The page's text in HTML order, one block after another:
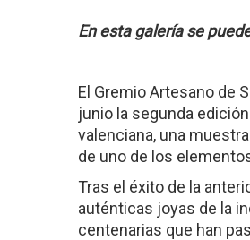
En esta galería se
El Gremio Artesano de
junio la segunda
valenciana, una
de uno de los
Tras el éxito de la
auténticas joyas de la
centenarias que han